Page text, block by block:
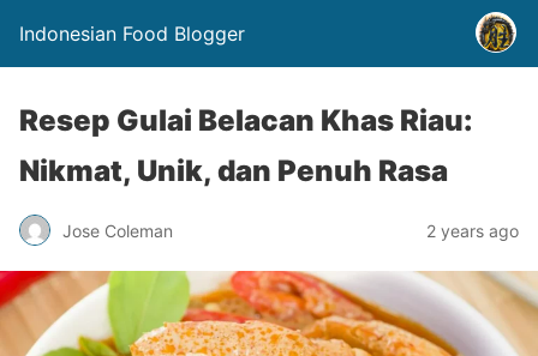
Indonesian Food Blogger
Resep Gulai Belacan Khas Riau:
Nikmat, Unik, dan Penuh Rasa
Jose Coleman 2 years ago